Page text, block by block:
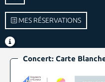
MES RÉSERVATIONS
Concert: Carte